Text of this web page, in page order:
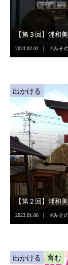
【第３回】浦和
2023.02.02 みそ
出かける
【第２回】浦和
2023.01.06 みそ
出かける 育む